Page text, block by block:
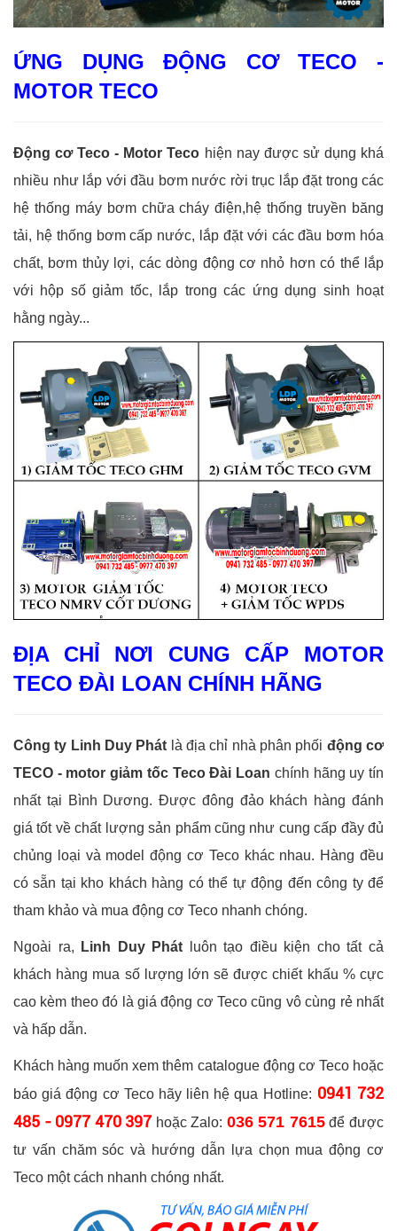
ỨNG DỤNG ĐỘNG CƠ TECO -
MOTOR TECO
Động cơ Teco - Motor Teco hiện nay được sử dụng khá
nhiều như lắp với đầu bơm nước rời trục lắp đặt trong các
hệ thống máy bơm chữa cháy điện,hệ thống truyền băng
tải, hệ thống bơm cấp nước, lắp đặt với các đầu bơm hóa
chất, bơm thủy lợi, các dòng động cơ nhỏ hơn có thể lắp
với hộp số giảm tốc, lắp trong các ứng dụng sinh hoạt
hằng ngày...
ĐỊA CHỈ NƠI CUNG CẤP MOTOR
TECO ĐÀI LOAN CHÍNH HÃNG
Công ty Linh Duy Phát là địa chỉ nhà phân phối động cơ
TECO - motor giảm tốc Teco Đài Loan chính hãng uy tín
nhất tại Bình Dương. Được đông đảo khách hàng đánh
giá tốt về chất lượng sản phẩm cũng như cung cấp đầy đủ
chủng loại và model động cơ Teco khác nhau. Hàng đều
có sẵn tại kho khách hàng có thể tự động đến công ty để
tham khảo và mua động cơ Teco nhanh chóng.
Ngoài ra, Linh Duy Phát luôn tạo điều kiện cho tất cả
khách hàng mua số lượng lớn sẽ được chiết khấu % cực
cao kèm theo đó là giá động cơ Teco cũng vô cùng rẻ nhất
và hấp dẫn.
Khách hàng muốn xem thêm catalogue động cơ Teco hoặc
báo giá động cơ Teco hãy liên hệ qua Hotline: 0941 732
485 - 0977 470 397 hoặc Zalo: 036 571 7615 để được
tư vấn chăm sóc và hướng dẫn lựa chọn mua động cơ
Teco một cách nhanh chóng nhất.